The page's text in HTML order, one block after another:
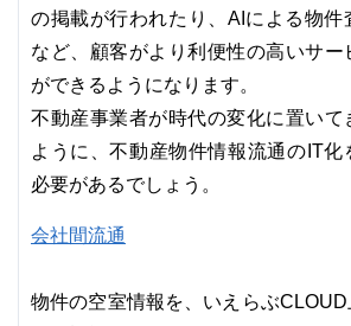
の掲載が行われたり、AIによる物件
など、顧客がより利便性の高いサー
ができるようになります。
不動産事業者が時代の変化に置いて
ように、不動産物件情報流通のIT化
必要があるでしょう。
会社間流通
物件の空室情報を、いえらぶ